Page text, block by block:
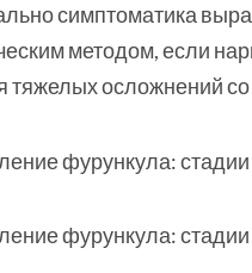
симптоматика
методом, если
тяжелых осложнений